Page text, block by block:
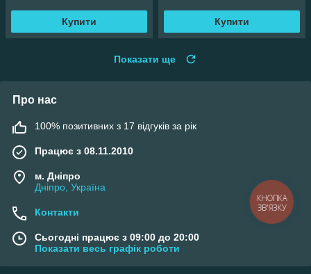
Купити Купити
Показати ще
Про нас
100% позитивних з 17 відгуків за рік
Працює з 08.11.2010
м. Дніпро
Дніпро, Україна
Контакти
Сьогодні працює з 09:00 до 20:00
Показати весь графік роботи
КНОПКА
ЗВ'ЯЗКУ